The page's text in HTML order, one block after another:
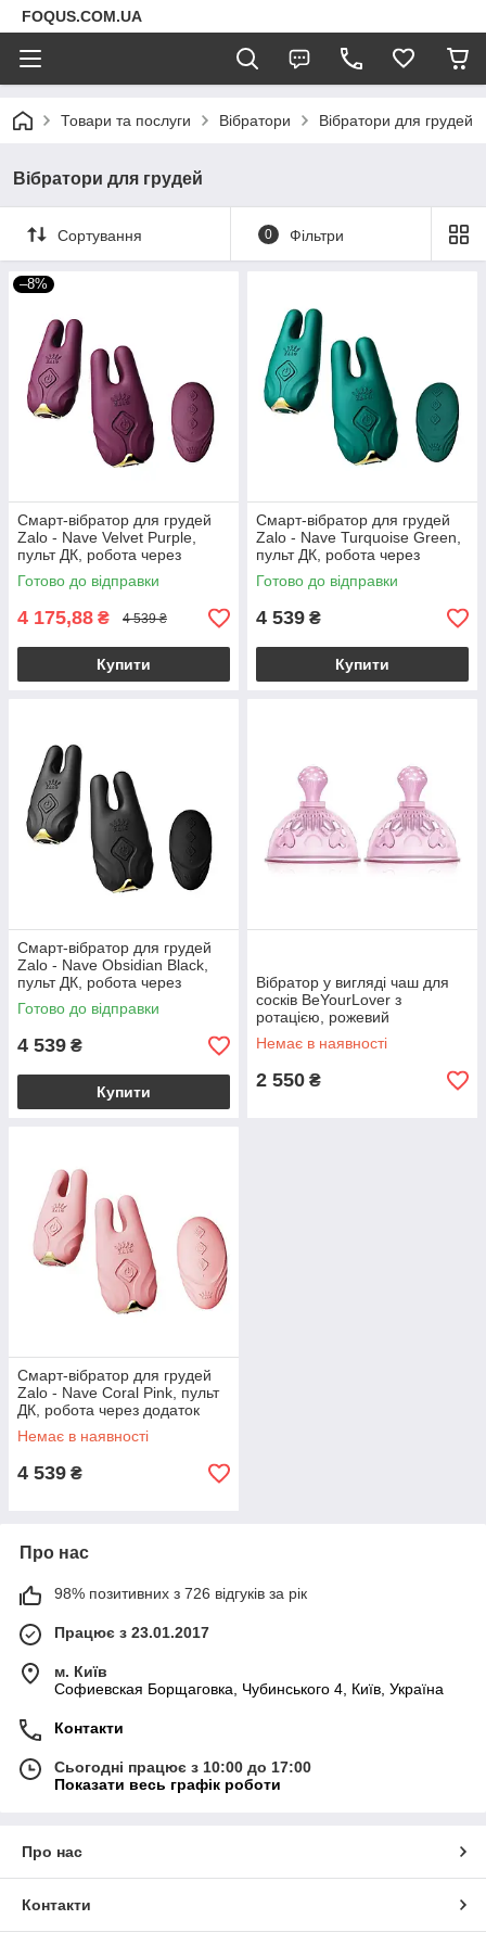
FOQUS.COM.UA
Товари та послуги Вібратори Вібратори для грудей
Вібратори для грудей
Сортування 0 Фільтри
–8%
Смарт-вібратор для грудей
Zalo - Nave Velvet Purple,
пульт ДК, робота через
додаток
Готово до відправки
4 175,88 ₴ 4 539 ₴
Купити
Смарт-вібратор для грудей
Zalo - Nave Turquoise Green,
пульт ДК, робота через
додаток
Готово до відправки
4 539 ₴
Купити
Смарт-вібратор для грудей
Zalo - Nave Obsidian Black,
пульт ДК, робота через
додаток
Готово до відправки
4 539 ₴
Купити
Вібратор у вигляді чаш для
сосків BeYourLover з
ротацією, рожевий
Немає в наявності
2 550 ₴
Смарт-вібратор для грудей
Zalo - Nave Coral Pink, пульт
ДК, робота через додаток
Немає в наявності
4 539 ₴
Про нас
98% позитивних з 726 відгуків за рік
Працює з 23.01.2017
м. Київ
Софиевская Борщаговка, Чубинського 4, Київ, Україна
Контакти
Сьогодні працює з 10:00 до 17:00
Показати весь графік роботи
Про нас
Контакти